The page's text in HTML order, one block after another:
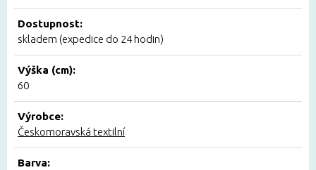
Dostupnost:
skladem (expedice do 24 hodin)
Výška (cm):
60
Výrobce:
Českomoravská textilní
Barva: